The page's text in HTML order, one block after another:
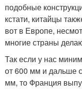
подобные
кстати, китайцы
вот в Европе,
многие страны
Так если у нас
от 600 мм и дальше
мм, то Франция